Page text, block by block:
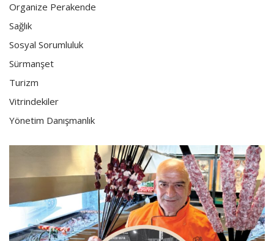
Organize Perakende
Sağlık
Sosyal Sorumluluk
Sürmanşet
Turizm
Vitrindekiler
Yönetim Danışmanlık